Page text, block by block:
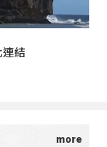
連結